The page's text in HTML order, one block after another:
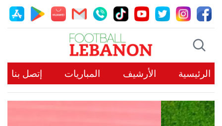
الرئيسية الأرشيف المباريات إتصل بنا